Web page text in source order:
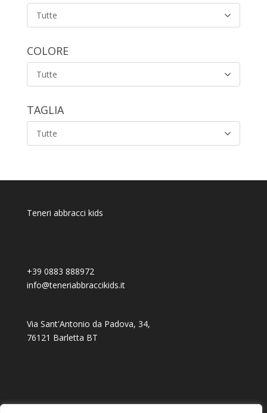
Tutte
COLORE
Tutte
TAGLIA
Tutte
Teneri abbracci kids
+39 0883 888972
info@teneriabbraccikids.it
Via Sant'Antonio da Padova, 34,
76121 Barletta BT